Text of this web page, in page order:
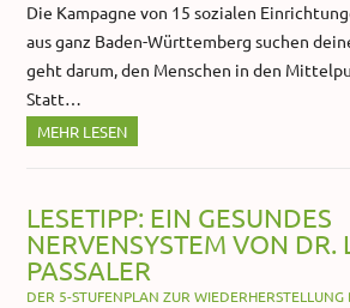
Die Kampagne von 15 sozialen
aus ganz Baden-Württemberg suchen
geht darum, den Menschen in den
Statt…
MEHR LESEN
LESETIPP: EIN GESUNDES
NERVENSYSTEM VON DR.
PASSALER
DER 5-STUFENPLAN ZUR WIEDERHERSTELLUNG